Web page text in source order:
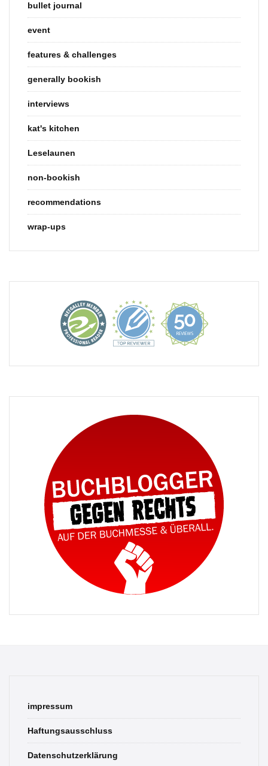
bullet journal
event
features & challenges
generally bookish
interviews
kat's kitchen
Leselaunen
non-bookish
recommendations
wrap-ups
impressum
Haftungsausschluss
Datenschutzerklärung